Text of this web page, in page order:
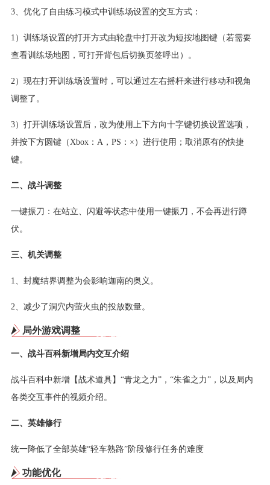
3、优化了自由练习模式中训练场设置的交互方式：
1）训练场设置的打开方式由轮盘中打开改为短按地图键（若需要
查看训练场地图，可打开背包后切换页签呼出）。
2）现在打开训练场设置时，可以通过左右摇杆来进行移动和视角
调整了。
3）打开训练场设置后，改为使用上下方向十字键切换设置选项，
并按下方圆键（Xbox：A，PS：×）进行使用；取消原有的快捷
键。
二、战斗调整
一键振刀：在站立、闪避等状态中使用一键振刀，不会再进行蹲
伏。
三、机关调整
1、封魔结界调整为会影响迦南的奥义。
2、减少了洞穴内萤火虫的投放数量。
局外游戏调整
一、战斗百科新增局内交互介绍
战斗百科中新增【战术道具】“青龙之力”，“朱雀之力”，以及局内
各类交互事件的视频介绍。
二、英雄修行
统一降低了全部英雄“轻车熟路”阶段修行任务的难度
功能优化